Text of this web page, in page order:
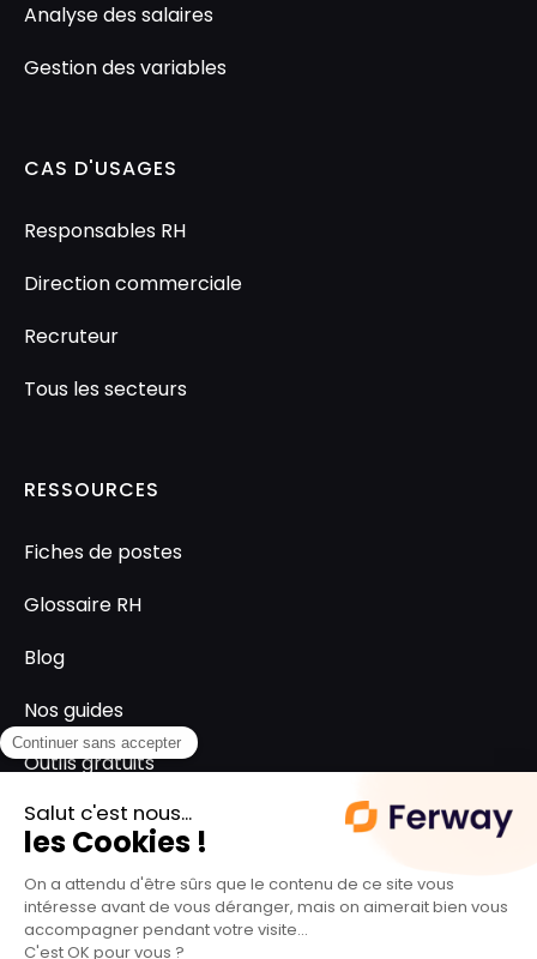
Analyse des salaires
Gestion des variables
CAS D'USAGES
Responsables RH
Direction commerciale
Recruteur
Tous les secteurs
RESSOURCES
Fiches de postes
Glossaire RH
Blog
Nos guides
Outils gratuits
L'équipe ferway